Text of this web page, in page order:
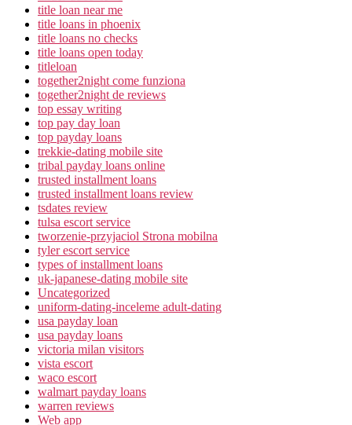
title loan near me
title loans in phoenix
title loans no checks
title loans open today
titleloan
together2night come funziona
together2night de reviews
top essay writing
top pay day loan
top payday loans
trekkie-dating mobile site
tribal payday loans online
trusted installment loans
trusted installment loans review
tsdates review
tulsa escort service
tworzenie-przyjaciol Strona mobilna
tyler escort service
types of installment loans
uk-japanese-dating mobile site
Uncategorized
uniform-dating-inceleme adult-dating
usa payday loan
usa payday loans
victoria milan visitors
vista escort
waco escort
walmart payday loans
warren reviews
Web app